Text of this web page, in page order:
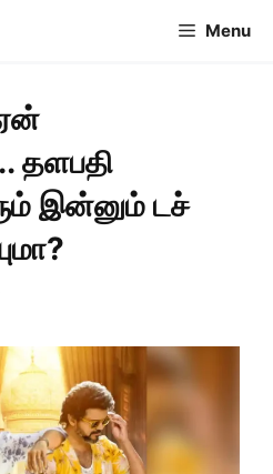
Menu
தளபதி
இன்னும் டச்